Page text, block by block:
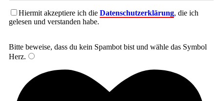
Hiermit akzeptiere ich die Datenschutzerklärung, die ich
gelesen und verstanden habe.
Bitte beweise, dass du kein Spambot bist und wähle das Symbol
Herz.